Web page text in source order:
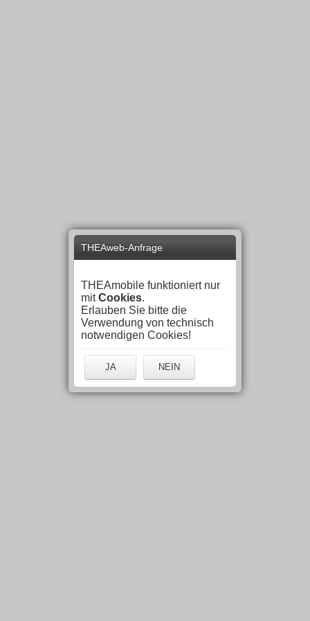
THEAweb-Anfrage
THEAmobile funktioniert nur
mitCookies.
Erlauben Sie bitte die
Verwendung von technisch
notwendigen Cookies!
JA NEIN